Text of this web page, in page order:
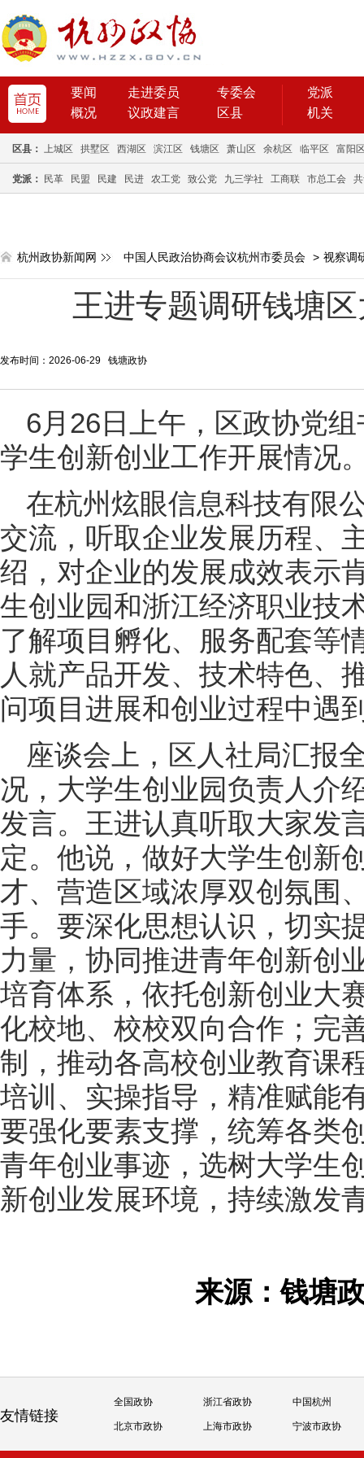
要闻 走进委员
专委会
概况
议政建言 区县
党派
机关
区县： 上城区 拱墅区 西湖区 滨江区 钱塘区 萧山区 余杭区 临平区 富阳
党派： 民革 民盟 民建 民进 农工党 致公党 九三学社 工商联 市总工会
杭州政协新闻网 中国人民政治协商会议杭州市委员会 > 视察调
王进专题调研钱塘
发布时间：2026-06-29 钱塘政协
6月26日上午，区政协党
学生创新创业工作开展情况
在杭州炫眼信息科技有限
交流，听取企业发展历程、
绍，对企业的发展成效表示
生创业园和浙江经济职业技
了解项目孵化、服务配套等
人就产品开发、技术特色、
问项目进展和创业过程中遇
座谈会上，区人社局汇报
况，大学生创业园负责人介
发言。王进认真听取大家发
定。他说，做好大学生创新
才、营造区域浓厚双创氛围
手。要深化思想认识，切实
力量，协同推进青年创新创
培育体系，依托创新创业大
化校地、校校双向合作；完
制，推动各高校创业教育课
培训、实操指导，精准赋能
要强化要素支撑，统筹各类
青年创业事迹，选树大学生
新创业发展环境，持续激发
来源：钱
友情链接
全国政协 浙江省政协 中国杭州
北京市政协 上海市政协 宁波市政协